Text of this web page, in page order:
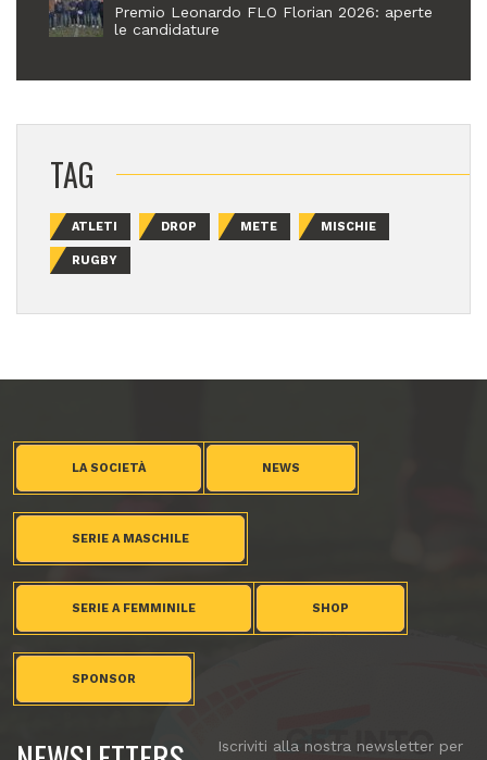
Premio Leonardo FLO Florian 2026: aperte
le candidature
TAG
ATLETI DROP METE MISCHIE
RUGBY
LA SOCIETÀ NEWS
SERIE A MASCHILE
SERIE A FEMMINILE SHOP
SPONSOR
Iscriviti alla nostra newsletter per